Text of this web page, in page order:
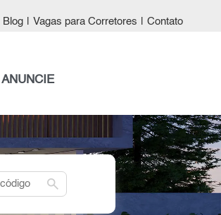
Blog Vagas para Corretores Contato
ANUNCIE
search